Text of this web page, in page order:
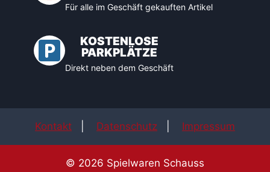
Für alle im Geschäft gekauften Artikel
KOSTENLOSE
PARKPLÄTZE
Direkt neben dem Geschäft
Kontakt Datenschutz Impressum
© 2026 Spielwaren Schauss